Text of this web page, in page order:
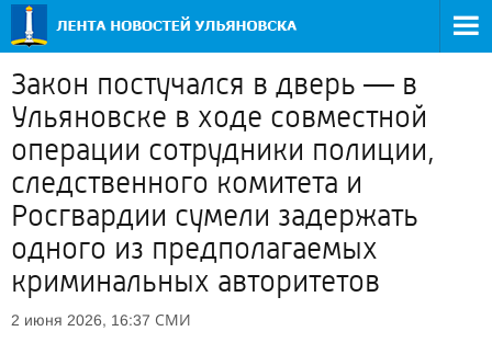
Закон постучался в дверь — в
Ульяновске в ходе совместной
операции сотрудники полиции,
следственного комитета и
Росгвардии сумели задержать
одного из предполагаемых
криминальных авторитетов
2 июня 2026, 16:37 СМИ